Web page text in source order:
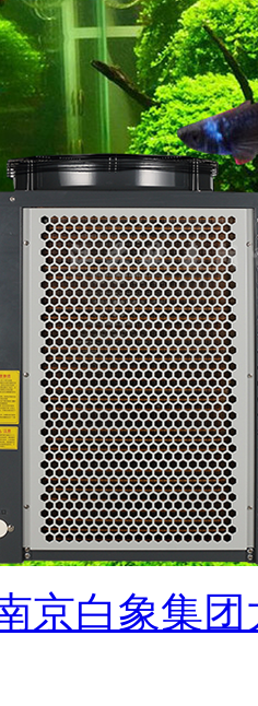
京白象集